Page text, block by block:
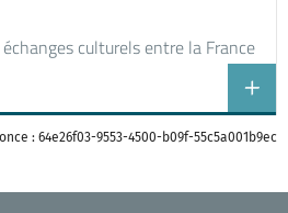
culturels entre la France
: 64e26f03-9553-4500-b09f-55c5a001b9ec